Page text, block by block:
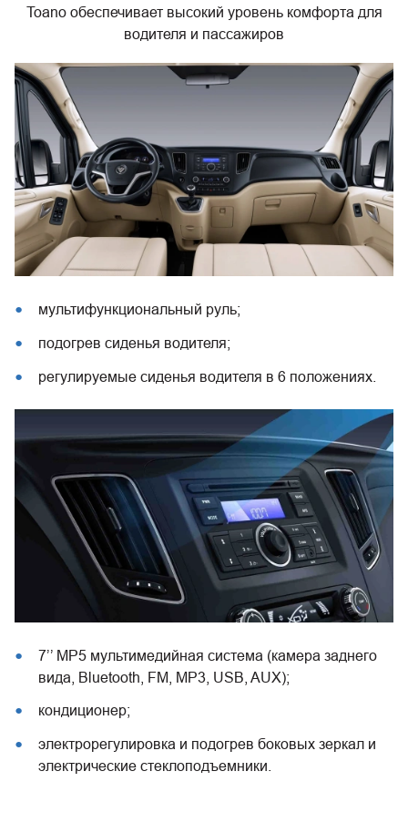
Toano обеспечивает высокий уровень комфорта для
водителя и пассажиров
мультифункциональный руль;
подогрев сиденья водителя;
регулируемые сиденья водителя в 6 положениях.
7’’ MP5 мультимедийная система (камера заднего
вида, Bluetooth, FM, MP3, USB, AUX);
кондиционер;
электрорегулировка и подогрев боковых зеркал и
электрические стеклоподъемники.